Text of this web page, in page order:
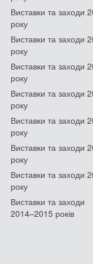
Виставки та заходи
року
Виставки та заходи
року
Виставки та заходи
року
Виставки та заходи
року
Виставки та заходи
року
Виставки та заходи
року
Виставки та заходи
року
Виставки та заходи
2014–2015 років